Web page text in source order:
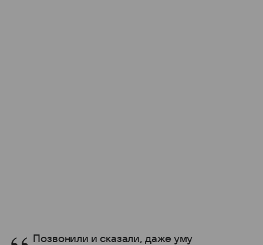
Позвонили и сказали, даже уму